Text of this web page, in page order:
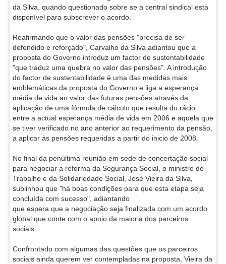
da Silva, quando questionado sobre se a central sindical está
disponível para subscrever o acordo.
Reafirmando que o valor das pensões "precisa de ser
defendido e reforçado", Carvalho da Silva adiantou que a
proposta do Governo introduz um factor de sustentabilidade
"que traduz uma quebra no valor das pensões". A introdução
do factor de sustentabilidade é uma das medidas mais
emblemáticas da proposta do Governo e liga a esperança
média de vida ao valor das futuras pensões através da
aplicação de uma fórmula de cálculo que resulta do rácio
entre a actual esperança média de vida em 2006 e aquela que
se tiver verificado no ano anterior ao requerimento da pensão,
a aplicar às pensões requeridas a partir do inicio de 2008.
No final da penúltima reunião em sede de concertação social
para negociar a reforma da Segurança Social, o ministro do
Trabalho e da Solidariedade Social, José Vieira da Silva,
sublinhou que "há boas condições para que esta etapa seja
concluída com sucesso", adiantando
que espera que a negociação seja finalizada com um acordo
global que conte com o apoio da maioria dos parceiros
sociais.
Confrontado com algumas das questões que os parceiros
sociais ainda querem ver contempladas na proposta, Vieira da